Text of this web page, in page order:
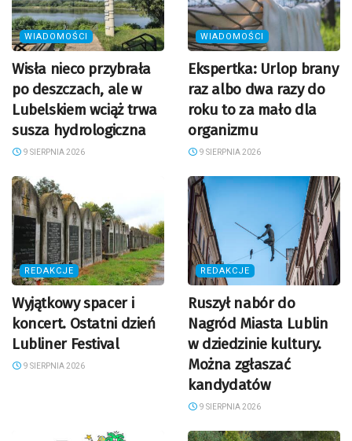
WIADOMOŚCI
Wisła nieco przybrała
po deszczach, ale w
Lubelskiem wciąż trwa
susza hydrologiczna
9 SIERPNIA 2026
WIADOMOŚCI
Ekspertka: Urlop brany
raz albo dwa razy do
roku to za mało dla
organizmu
9 SIERPNIA 2026
REDAKCJE
Wyjątkowy spacer i
koncert. Ostatni dzień
Lubliner Festival
9 SIERPNIA 2026
REDAKCJE
Ruszył nabór do
Nagród Miasta Lublin
w dziedzinie kultury.
Można zgłaszać
kandydatów
9 SIERPNIA 2026